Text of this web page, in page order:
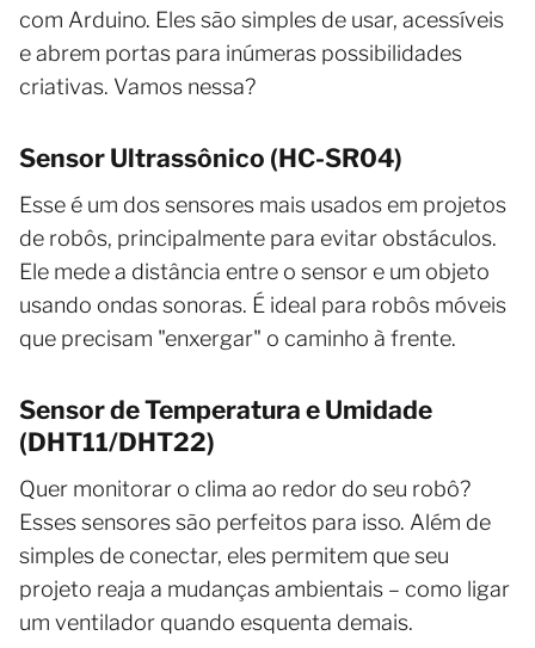
com Arduino. Eles são simples de usar, acessíveis
e abrem portas para inúmeras possibilidades
criativas. Vamos nessa?
Sensor Ultrassônico (HC-SR04)
Esse é um dos sensores mais usados em projetos
de robôs, principalmente para evitar obstáculos.
Ele mede a distância entre o sensor e um objeto
usando ondas sonoras. É ideal para robôs móveis
que precisam "enxergar" o caminho à frente.
Sensor de Temperatura e Umidade
(DHT11/DHT22)
Quer monitorar o clima ao redor do seu robô?
Esses sensores são perfeitos para isso. Além de
simples de conectar, eles permitem que seu
projeto reaja a mudanças ambientais – como ligar
um ventilador quando esquenta demais.